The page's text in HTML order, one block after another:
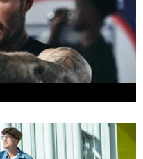
Mark Wahlberg och
framgångar med sina